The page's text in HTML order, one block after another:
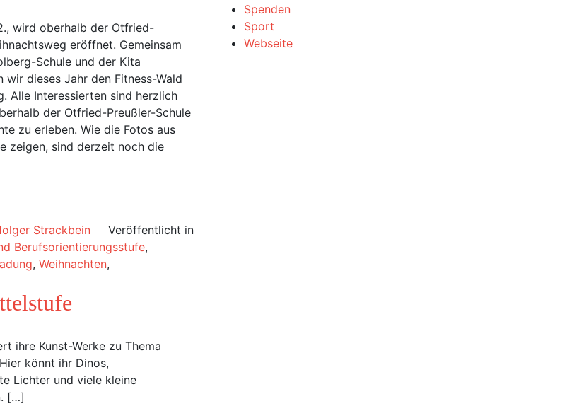
wird oberhalb der Otfried-
eröffnet. Gemeinsam
Schule und der Kita
wir dieses Jahr den Fitness-Wald
Alle Interessierten sind herzlich
der Otfried-Preußler-Schule
zu erleben. Wie die Fotos aus
zeigen, sind derzeit noch die
Strackbein
Veröffentlicht in
Berufsorientierungsstufe,
, Weihnachten,
ihre Kunst-Werke zu Thema
könnt ihr Dinos,
Lichter und viele kleine
[…]
Spenden
Sport
Webseite